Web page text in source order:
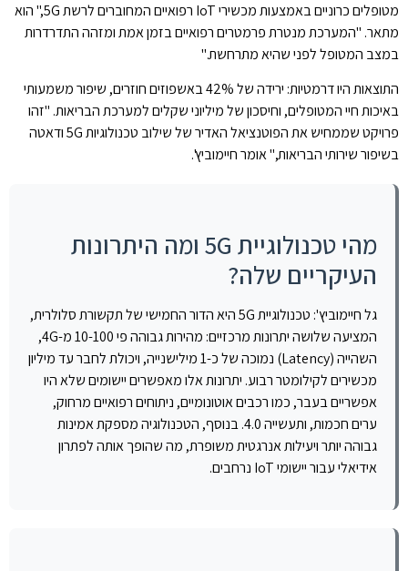
מטופלים כרוניים באמצעות מכשירי IoT רפואיים המחוברים לרשת 5G," הוא
מתאר. "המערכת מנטרת פרמטרים רפואיים בזמן אמת ומזהה התדרדרות
במצב המטופל לפני שהיא מתרחשת."
התוצאות היו דרמטיות: ירידה של 42% באשפוזים חוזרים, שיפור משמעותי
באיכות חיי המטופלים, וחיסכון של מיליוני שקלים למערכת הבריאות. "זהו
פרויקט שממחיש את הפוטנציאל האדיר של שילוב טכנולוגיות 5G ודאטה
בשיפור שירותי הבריאות," אומר חיימוביץ'.
מהי טכנולוגיית 5G ומה היתרונות
העיקריים שלה?
גל חיימוביץ': טכנולוגיית 5G היא הדור החמישי של תקשורת סלולרית,
המציעה שלושה יתרונות מרכזיים: מהירות גבוהה פי 10-100 מ-4G,
השהייה (Latency) נמוכה של כ-1 מילישנייה, ויכולת לחבר עד מיליון
מכשירים לקילומטר רבוע. יתרונות אלו מאפשרים יישומים שלא היו
אפשריים בעבר, כמו רכבים אוטונומיים, ניתוחים רפואיים מרחוק,
ערים חכמות, ותעשייה 4.0. בנוסף, הטכנולוגיה מספקת אמינות
גבוהה יותר ויעילות אנרגטית משופרת, מה שהופך אותה לפתרון
אידיאלי עבור יישומי IoT נרחבים.